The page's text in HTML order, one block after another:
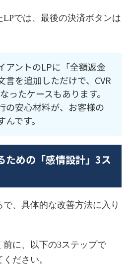
では、最後の決済ボタンは
アントのLPに「全額返金
言を追加しただけで、CVR
ったケースもあります。
の安心材料が、お客様の
です。
ための「感情設計」3ス
、具体的な改善方法に入り
に、以下の3ステップで
ださい。